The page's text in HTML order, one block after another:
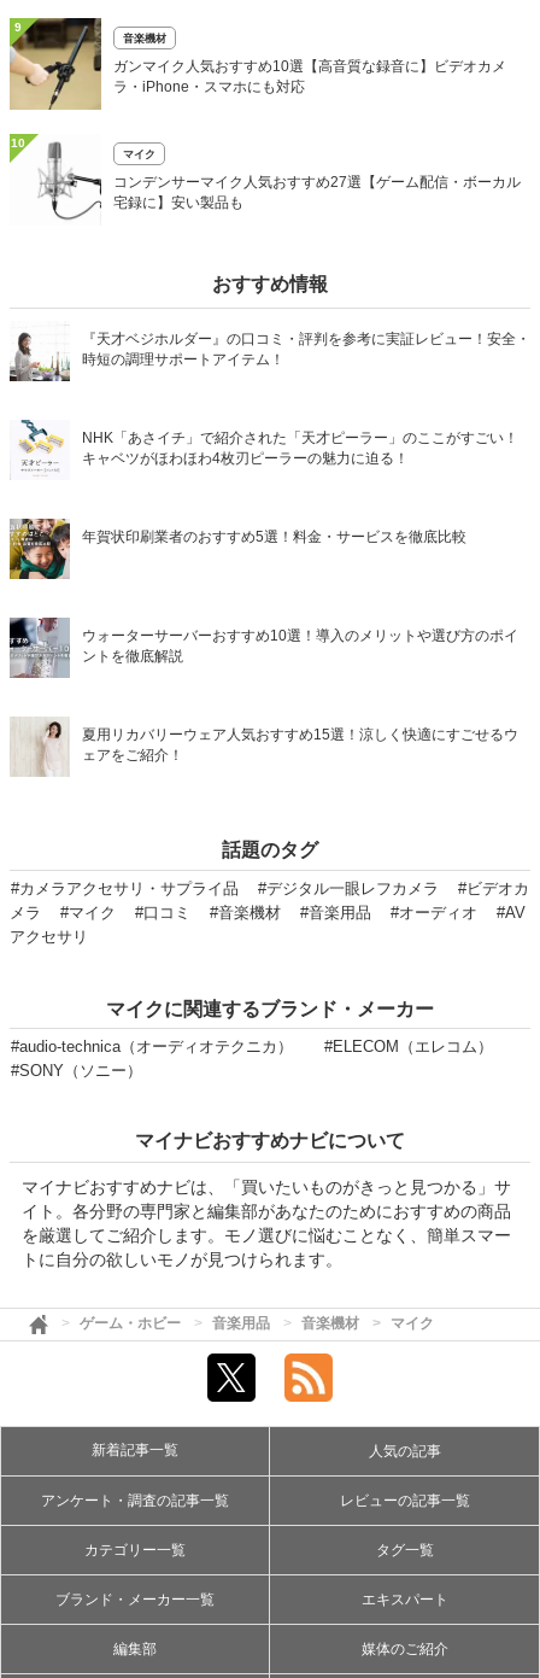
9
音楽機材
ガンマイク人気おすすめ10選【高音質な録音に】ビデオカメ
ラ・iPhone・スマホにも対応
10
マイク
コンデンサーマイク人気おすすめ27選【ゲーム配信・ボーカル
宅録に】安い製品も
おすすめ情報
『天才ベジホルダー』の口コミ・評判を参考に実証レビュー！安全・
時短の調理サポートアイテム！
NHK「あさイチ」で紹介された「天才ピーラー」のここがすごい！
キャベツがほわほわ4枚刃ピーラーの魅力に迫る！
年賀状印刷業者のおすすめ5選！料金・サービスを徹底比較
ウォーターサーバーおすすめ10選！導入のメリットや選び方のポイ
ントを徹底解説
夏用リカバリーウェア人気おすすめ15選！涼しく快適にすごせるウ
ェアをご紹介！
話題のタグ
#カメラアクセサリ・サプライ品 #デジタル一眼レフカメラ
#ビデオカ
メラ
#マイク #口コミ #音楽機材 #音楽用品 #オーディオ
#AV
アクセサリ
マイクに関連するブランド・メーカー
#audio-technica（オーディオテクニカ）
#ELECOM（エレコム）
#SONY（ソニー）
マイナビおすすめナビについて
マイナビおすすめナビは、「買いたいものがきっと見つかる」サ
イト。各分野の専門家と編集部があなたのためにおすすめの商品
を厳選してご紹介します。モノ選びに悩むことなく、簡単スマー
トに自分の欲しいモノが見つけられます。
ゲーム・ホビー 音楽用品 音楽機材 マイク
新着記事一覧 人気の記事
アンケート・調査の記事一覧 レビューの記事一覧
カテゴリー一覧 タグ一覧
ブランド・メーカー一覧 エキスパート
編集部 媒体のご紹介